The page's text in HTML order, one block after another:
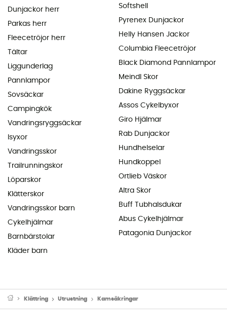
Dunjackor herr
Parkas herr
Fleecetröjor herr
Tältar
Liggunderlag
Pannlampor
Sovsäckar
Campingkök
Vandringsryggsäckar
Isyxor
Vandringsskor
Trailrunningskor
Löparskor
Klätterskor
Vandringsskor barn
Cykelhjälmar
Barnbärstolar
Kläder barn
Softshell
Pyrenex Dunjackor
Helly Hansen Jackor
Columbia Fleecetröjor
Black Diamond Pannlampor
Meindl Skor
Dakine Ryggsäckar
Assos Cykelbyxor
Giro Hjälmar
Rab Dunjackor
Hundhelselar
Hundkoppel
Ortlieb Väskor
Altra Skor
Buff Tubhalsdukar
Abus Cykelhjälmar
Patagonia Dunjackor
Klättring Utrustning Kamsäkringar